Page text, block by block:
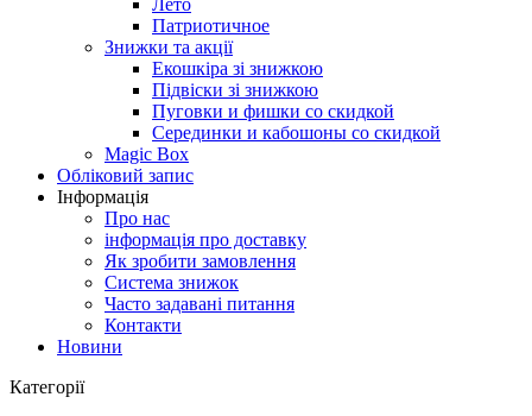
Лето
Патриотичное
Знижки та акції
Екошкіра зі знижкою
Підвіски зі знижкою
Пуговки и фишки со скидкой
Серединки и кабошоны со скидкой
Magic Box
Обліковий запис
Інформація
Про нас
інформація про доставку
Як зробити замовлення
Система знижок
Часто задавані питання
Контакти
Новини
Категорії